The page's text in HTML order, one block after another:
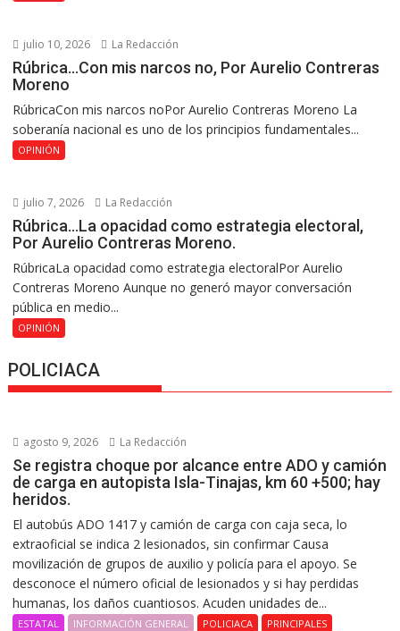
julio 10, 2026 La Redacción
Rúbrica…Con mis narcos no, Por Aurelio Contreras
Moreno
RúbricaCon mis narcos noPor Aurelio Contreras Moreno La
soberanía nacional es uno de los principios fundamentales...
OPINIÓN
julio 7, 2026 La Redacción
Rúbrica…La opacidad como estrategia electoral,
Por Aurelio Contreras Moreno.
RúbricaLa opacidad como estrategia electoralPor Aurelio
Contreras Moreno Aunque no generó mayor conversación
pública en medio...
OPINIÓN
POLICIACA
agosto 9, 2026 La Redacción
Se registra choque por alcance entre ADO y camión
de carga en autopista Isla-Tinajas, km 60 +500; hay
heridos.
El autobús ADO 1417 y camión de carga con caja seca, lo
extraoficial se indica 2 lesionados, sin confirmar Causa
movilización de grupos de auxilio y policía para el apoyo. Se
desconoce el número oficial de lesionados y si hay perdidas
humanas, los daños cuantiosos. Acuden unidades de...
ESTATAL INFORMACIÓN GENERAL POLICIACA
PRINCIPALES